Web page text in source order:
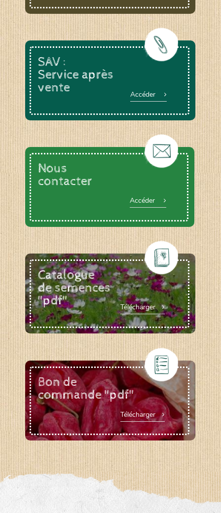
SAV :
Service après
vente
Accéder
Nous
contacter
Accéder
Catalogue
de semences
"pdf"
Télécharger
Bon de
commande "pdf"
Télécharger